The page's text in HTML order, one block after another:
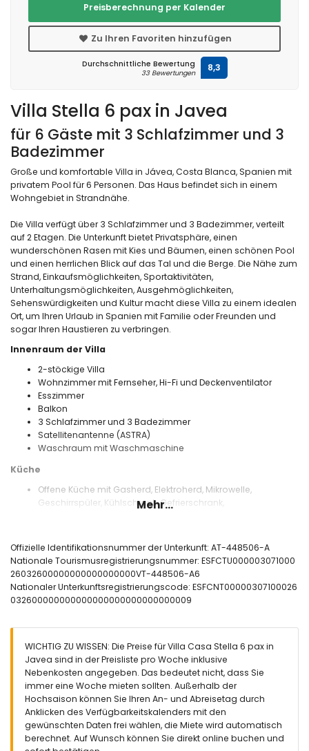
Villa Stella 6 pax in Javea
für 6 Gäste mit 3 Schlafzimmer und 3
Badezimmer
Große und komfortable Villa in Jávea, Costa Blanca, Spanien mit
privatem Pool für 6 Personen. Das Haus befindet sich in einem
Wohngebiet in Strandnähe.
Die Villa verfügt über 3 Schlafzimmer und 3 Badezimmer, verteilt
auf 2 Etagen. Die Unterkunft bietet Privatsphäre, einen
wunderschönen Rasen mit Kies und Bäumen, einen schönen Pool
und einen herrlichen Blick auf das Tal und die Berge. Die Nähe zum
Strand, Einkaufsmöglichkeiten, Sportaktivitäten,
Unterhaltungsmöglichkeiten, Ausgehmöglichkeiten,
Sehenswürdigkeiten und Kultur macht diese Villa zu einem idealen
Ort, um Ihren Urlaub in Spanien mit Familie oder Freunden und
sogar Ihren Haustieren zu verbringen.
Innenraum der Villa
2-stöckige Villa
Wohnzimmer mit Fernseher, Hi-Fi und Deckenventilator
Esszimmer
Balkon
3 Schlafzimmer und 3 Badezimmer
Satellitenantenne (ASTRA)
Waschraum mit Waschmaschine
Küche
Offene Küche mit Gasherd, Elektroherd, Mikrowelle,
Geschirrspüler, Kühlschrank, Gefrierschrank,
Schlafzimmer und Badezimmer
Schlafzimmer mit Doppelbett, Ventilator und eigenem
Badezimmer
Schlafzimmer mit Doppelbett und Ventilator
2 Badezimmer, jedes mit Einzelwaschbecken, Dusche und
Toilette
Außenbereich der Villa
Eingezäuntes Grundstück
Nierenförmiger privater Pool mit den Maßen 8m x 4m und
2m Tiefe
Wunderschöner Rasen mit Kies, Bäumen und Gartenmöbeln
Mehr...
Offizielle Identifikationsnummer der Unterkunft: AT-448506-A
Nationale Tourismusregistrierungsnummer: ESFCTU000003071000
26032600000000000000000VT-448506-A6
Nationaler Unterkunftsregistrierungscode: ESFCNT00000307100026
032600000000000000000000000000009
WICHTIG ZU WISSEN: Die Preise für Villa Casa Stella 6 pax in
Javea sind in der Preisliste pro Woche inklusive
Nebenkosten angegeben. Das bedeutet nicht, dass Sie
immer eine Woche mieten sollten. Außerhalb der
Hochsaison können Sie Ihren An- und Abreisetag durch
Anklicken des Verfügbarkeitskalenders mit den
gewünschten Daten frei wählen, die Miete wird automatisch
berechnet. Auf Wunsch können Sie direkt online buchen und
Preisberechnung per Kalender
Zu Ihren Favoriten hinzufügen
Durchschnittliche Bewertung
33 Bewertungen 8,3